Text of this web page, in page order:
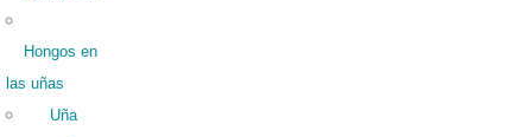
Hongos en
las uñas
Uña